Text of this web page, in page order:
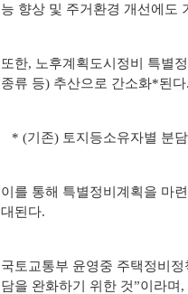
능 향상 및 주거환경 개선에도
또한, 노후계획도시정비 특별
종류 등) 추산으로 간소화*된다.
* (기존) 토지등소유자별 분
이를 통해 특별정비계획을 마
대된다.
국토교통부 윤영중 주택정비
담을 완화하기 위한 것”이라며